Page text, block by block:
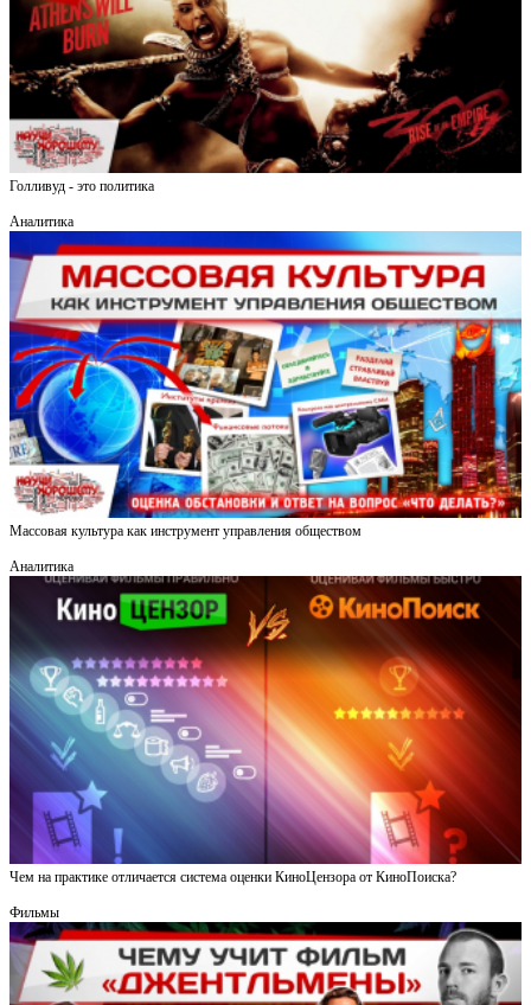
Голливуд - это политика
Аналитика
Массовая культура как инструмент управления обществом
Аналитика
Чем на практике отличается система оценки КиноЦензора от КиноПоиска?
Фильмы